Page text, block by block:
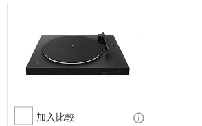
加入比較 顯示資訊